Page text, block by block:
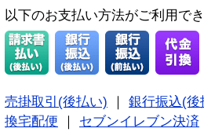
以下のお支払い方法がご利用で
売掛取引(後払い)
銀行振込(後
換宅配便
セブンイレブン決済